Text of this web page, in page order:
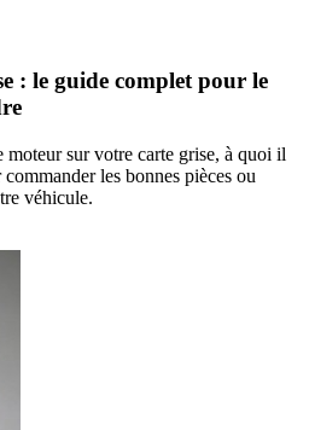
: le guide complet pour le
sur votre carte grise, à quoi il
les bonnes pièces ou
véhicule.